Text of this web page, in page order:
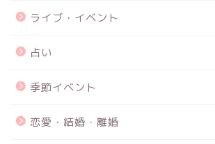
ライブ・イベント
占い
季節イベント
恋愛・結婚・離婚